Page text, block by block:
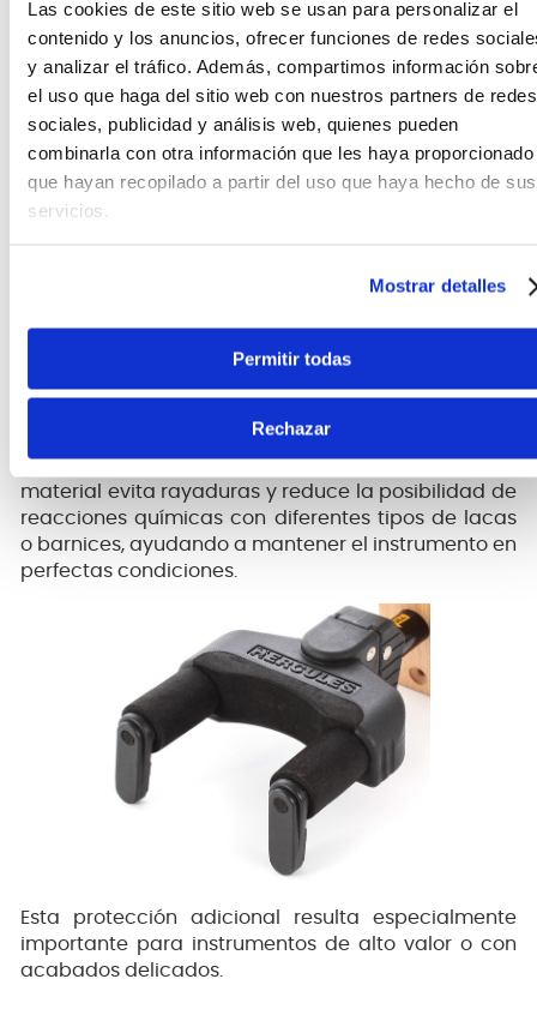
Las cookies de este sitio web se usan para personalizar el
contenido y los anuncios, ofrecer funciones de redes
y analizar el tráfico. Además, compartimos información
el uso que haga del sitio web con nuestros partners de redes
sociales, publicidad y análisis web, quienes pueden
combinarla con otra información que les haya proporcionado
que hayan recopilado a partir del uso que haya hecho de sus
servicios.
Mostrar detalles
Permitir todas
Rechazar
System (AGS)de Hercules, un mecanismo
automático que asegura el instrumento al colocar
el mástil en el soporte. El propio peso del
instrumento activa los brazos de seguridad que se
cierran firmemente, manteniéndolo bloqueado en
su posición y evitando caídas provocadas por
golpes o movimientos accidentales.
sujeción confiable durante su almacenamiento.
Protección para el acabado del instrumento
Todos los puntos de contacto con el instrumento
, una espuma especialmente formulada para
proteger el acabado de guitarras y bajos. Este
material evita rayaduras y reduce la posibilidad de
reacciones químicas con diferentes tipos de lacas
o barnices, ayudando a mantener el instrumento en
perfectas condiciones.
Esta protección adicional resulta especialmente
importante para instrumentos de alto valor o con
acabados delicados.